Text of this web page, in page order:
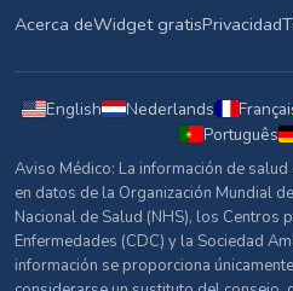
Acerca deWidget gratisPrivacidad
English Nederlands
Português
Aviso Médico: La información de
en datos de la Organización Mundial
Nacional de Salud (NHS), los Centros
Enfermedades (CDC) y la Sociedad
información se proporciona